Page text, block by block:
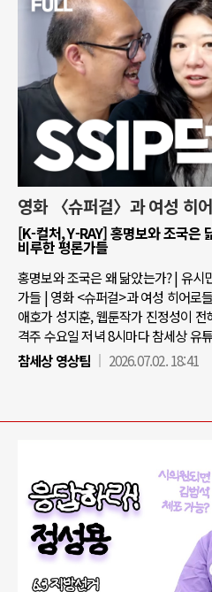
영화 〈슈퍼걸〉과 여성 히
[K-컬처, Y-RAY] 홍명보와 조국은
비루한 평론가들
홍명보와 조국은 왜 닮았는가? | 유시
가들 | 영화 <슈퍼걸>과 여성 히어로
애호가 성지훈, 웹툰작가 진정성이
격주 수요일 저녁 8시마다 참세상 유
참세상 영상팀
2026.07.02. 18:41